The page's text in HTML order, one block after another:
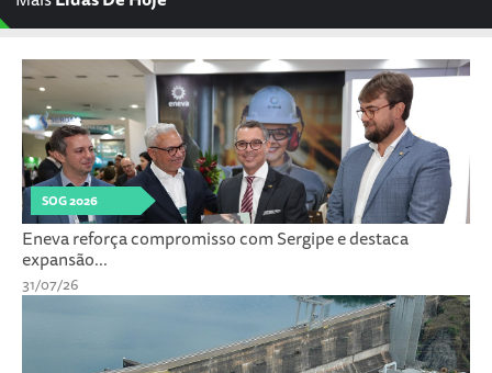
SOG 2026
Eneva reforça compromisso com Sergipe e destaca
expansão...
31/07/26